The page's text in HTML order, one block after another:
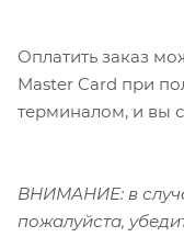
Оплатить заказ
Master Card при
терминалом, и вы
ВНИМАНИЕ: в
пожалуйста,